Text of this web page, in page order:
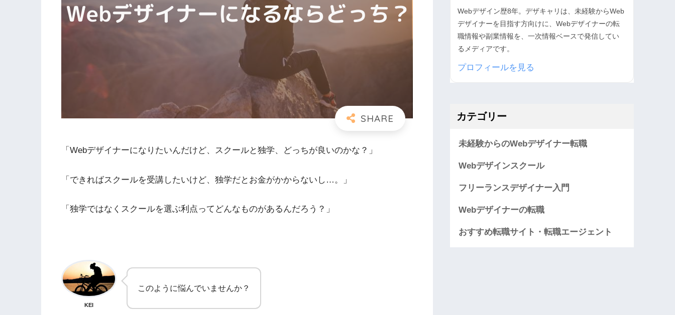
「Webデザイナーになりたいんだけど、スクールと独学、どっちが良いのかな？」
「できればスクールを受講したいけど、独学だとお金がかからないし…。」
「独学ではなくスクールを選ぶ利点ってどんなものがあるんだろう？」
KEI
このように悩んでいませんか？
Webデザイン歴8年。デザキャリは、未経験からWeb
デザイナーを目指す方向けに、Webデザイナーの転
職情報や副業情報を、一次情報ベースで発信してい
るメディアです。
プロフィールを見る
カテゴリー
未経験からのWebデザイナー転職
Webデザインスクール
フリーランスデザイナー入門
Webデザイナーの転職
おすすめ転職サイト・転職エージェント